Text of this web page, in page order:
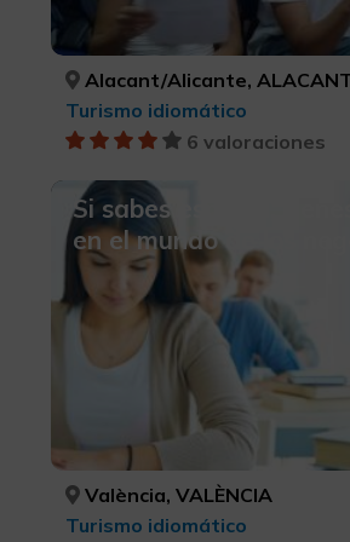
Alacant/Alicante,
Turismo idiomático
6 valoraciones
Si sabes español,
en el mundo de los
València, VALÈNCIA
Turismo idiomático